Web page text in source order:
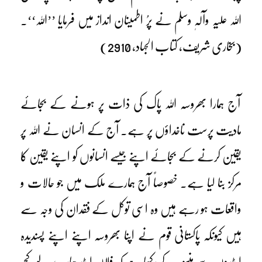
اللہ علیہ وآلہٖ وسلم نے پرُ اطمینان انداز میں فرمایا ’’اللہ‘‘۔
(بخاری شریف، کتاب الجہاد، 2910)
آج ہمارا بھروسہ اللہ پاک کی ذات پر ہونے کے بجائے
مادیت پرست ناخداؤں پر ہے۔ آج کے انسان نے اللہ پر
یقین کرنے کے بجائے اپنے جیسے انسانوں کو اپنے یقین کا
مرکز بنا لیا ہے۔ خصوصاً آج ہمارے ملک میں جو حالات و
واقعات ہو رہے ہیں وہ اسی توکل کے فقدان کی وجہ سے
ہیں کیونکہ پاکستانی قوم نے اپنا بھروسہ اپنے اپنے پسندیدہ